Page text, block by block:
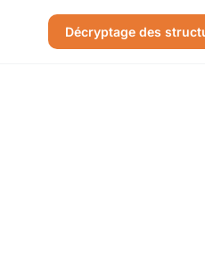
Décryptage des